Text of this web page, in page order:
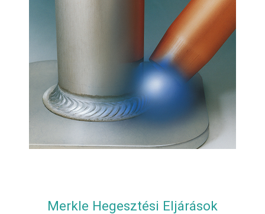
Merkle Hegesztési Eljárások